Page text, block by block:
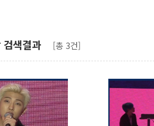
색결과 [총 3건]